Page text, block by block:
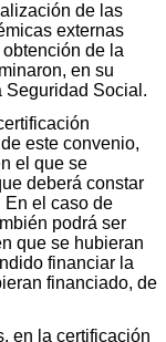
de las
externas
de la
en su
Seguridad Social.
este convenio,
el que se
deberá constar
En el caso de
podrá ser
que se hubieran
financiar la
financiado, de
en la certificación